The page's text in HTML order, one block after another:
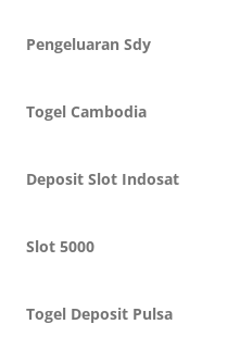
Pengeluaran Sdy
Togel Cambodia
Deposit Slot Indosat
Slot 5000
Togel Deposit Pulsa